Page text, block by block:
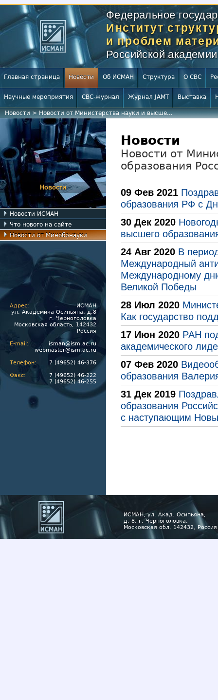
Федеральное
Институт
и проблем
Российской
Главная страница Новости Об ИСМАН Структура О СВС
Научные мероприятия СВС-журнал Журнал JAMT Выставка
Новости>Новости от Министерства науки и высше...
Новости
Новости ИСМАН
Что нового на сайте
Новости от Минобрнауки
Адрес:
ИСМАН
ул. Академика Осипьяна, д.8
г. Черноголовка
Московская область, 142432
Россия
E-mail:
isman@ism.ac.ru
webmaster@ism.ac.ru
Телефон:
7 (49652) 46-376
Факс:
7 (49652) 46-222
7 (49652) 46-255
Новости
Новости от
образования
09 Фев 2021
образования РФ с
30 Дек 2020
высшего
24 Авг 2020 В
Международный
Международному
Великой Победы
28 Июл 2020
Как государство
17 Июн 2020 РАН
академического
07 Фев 2020
образования
31 Дек 2019
образования
с наступающим
ИСМАН, ул. Акад. Осипьяна,
д. 8, г. Черноголовка,
Московская обл, 142432, Россия